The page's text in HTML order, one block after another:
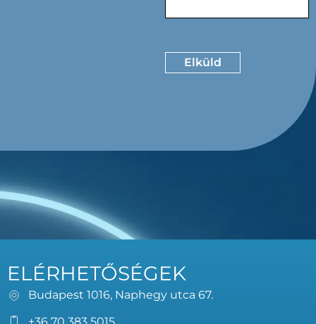
ELÉRHETŐSÉGEK
Budapest 1016, Naphegy utca 67.
+36 70 383 5015